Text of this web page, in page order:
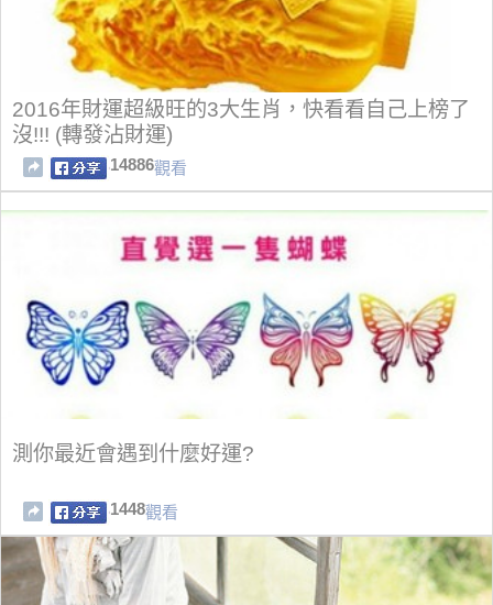
2016年財運超級旺的3大生肖，快看看自己上榜了
沒!!! (轉發沾財運)
14886觀看
測你最近會遇到什麼好運?
1448觀看